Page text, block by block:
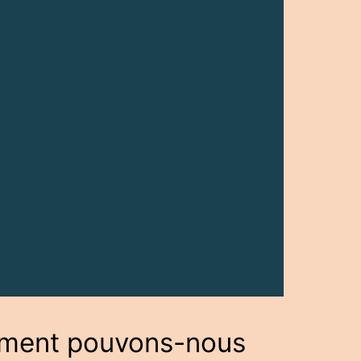
pouvons-nous